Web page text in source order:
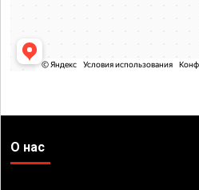
О нас